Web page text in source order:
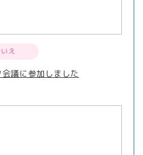
え
議に参加しました